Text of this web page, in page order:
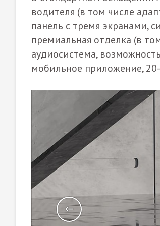
водителя (в том числе
панель с тремя экранами,
премиальная отделка (в
аудиосистема,
мобильное приложение,